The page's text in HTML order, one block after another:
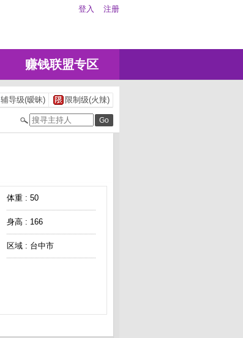
登入 注册
赚钱联盟专区
辅导级(暧昧) 限制级(火辣)
体重 : 50
身高 : 166
区域 : 台中市